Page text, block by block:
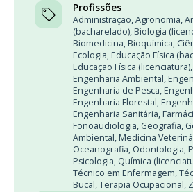
Profissões
Administração,Agronomia,
(bacharelado), Biologia
Biomedicina, Bioquímica,
Ecologia, Educação Física
Educação Física (licenciatura),
Engenharia Ambiental,
Engenharia de Pesca,
Engenharia Florestal,
Engenharia Sanitária,
Fonoaudiologia, Geografia,
Ambiental, Medicina
Oceanografia, Odontologia,
Psicologia, Química
Técnico em Enfermagem,
Bucal,Terapia Ocupacional,